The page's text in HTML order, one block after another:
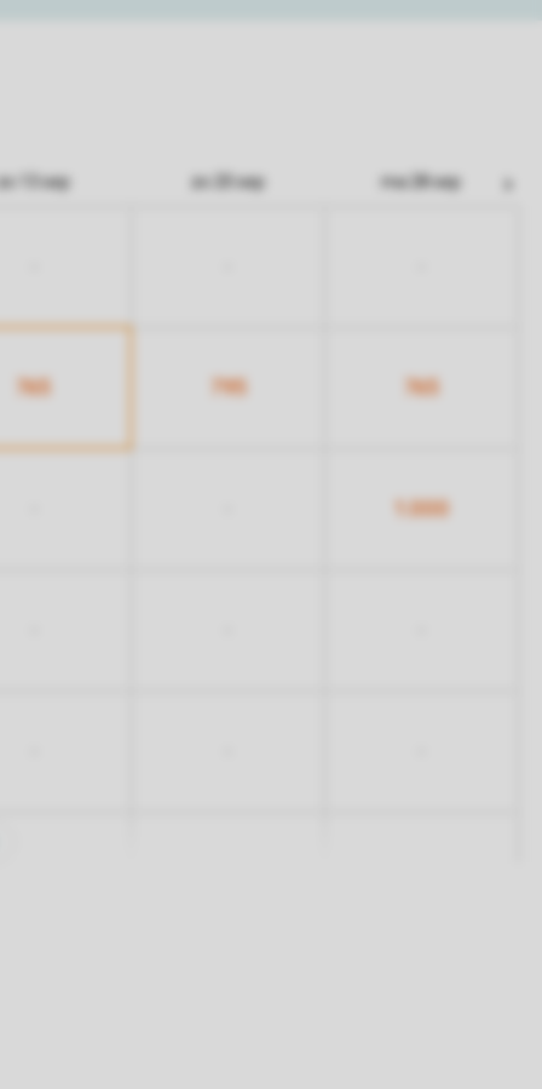
zo 13 sep zo 20 sep ma 28 sep
765 795 765
1.000